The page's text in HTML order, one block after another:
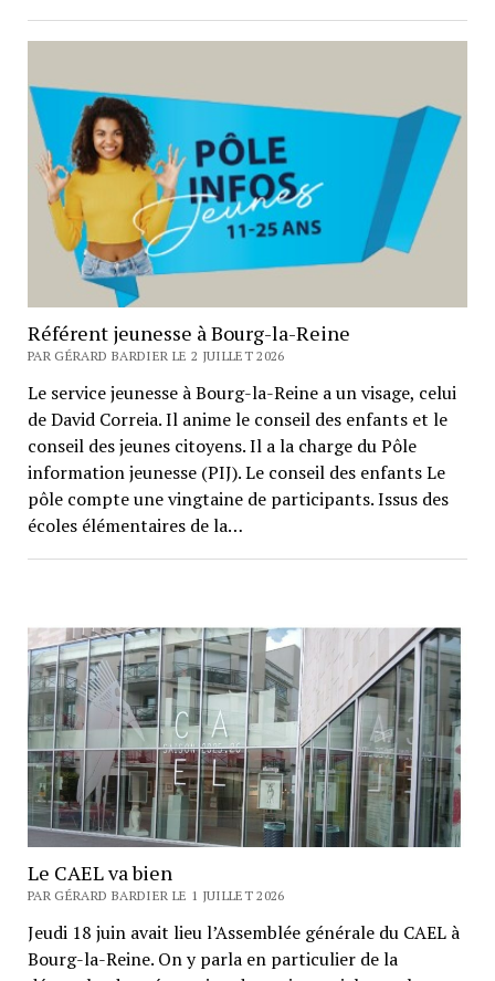
Référent jeunesse à Bourg-la-Reine
PAR GÉRARD BARDIER LE 2 JUILLET 2026
Le service jeunesse à Bourg-la-Reine a un visage, celui
de David Correia. Il anime le conseil des enfants et le
conseil des jeunes citoyens. Il a la charge du Pôle
information jeunesse (PIJ). Le conseil des enfants Le
pôle compte une vingtaine de participants. Issus des
écoles élémentaires de la…
Le CAEL va bien
PAR GÉRARD BARDIER LE 1 JUILLET 2026
Jeudi 18 juin avait lieu l’Assemblée générale du CAEL à
Bourg-la-Reine. On y parla en particulier de la